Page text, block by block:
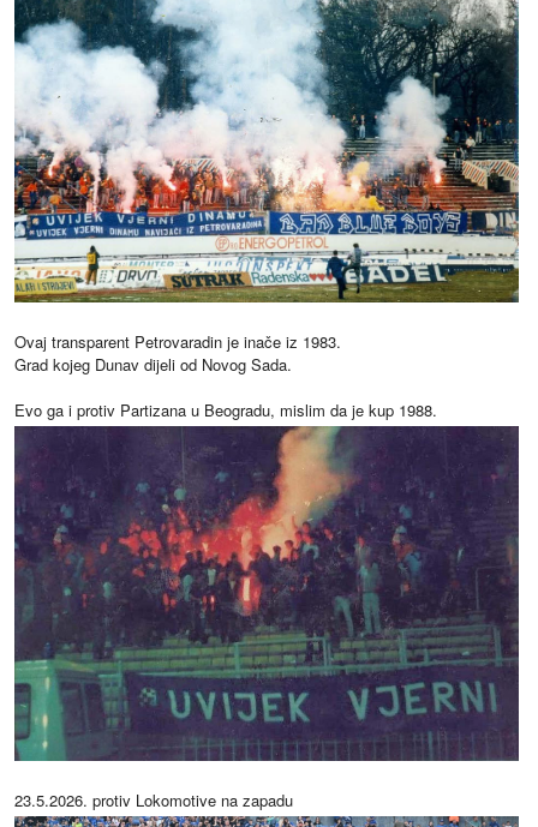
Ovaj transparent Petrovaradin je inače iz 1983.
Grad kojeg Dunav dijeli od Novog Sada.
Evo ga i protiv Partizana u Beogradu, mislim da je kup 1988.
23.5.2026. protiv Lokomotive na zapadu